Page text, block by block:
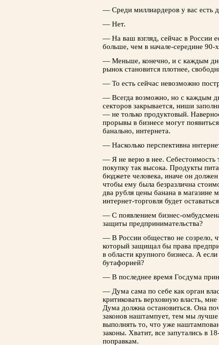
— Среди миллиардеров у вас есть
— Нет.
— На ваш взгляд, сейчас в России
больше, чем в начале-середине 90-
— Меньше, конечно, и с каждым
рынок становится плотнее,
— То есть сейчас невозможно
— Всегда возможно, но с каждым
секторов закрывается, ниши
— не только продуктовый.
прорывы в бизнесе могут
банально, интернета.
— Насколько перспективна
— Я не верю в нее. Себестоимость
покупку так высока. Продукты
бюджете человека, иначе он
чтобы ему была безразлична
два рубля цены банана в
интернет-торговля будет
— С появлением бизнес-
защиты предпринимательства?
— В России общество не созрело,
который защищал бы права
в области крупного бизнеса. А
бутафорией?
— В последнее время Гоcдума
— Дума сама по себе как орган
критиковать верховную власть,
Дума должна остановиться. Она
законов наштампует, тем мы
выполнять то, что уже
законы. Хватит, все запутались в
поправкам.